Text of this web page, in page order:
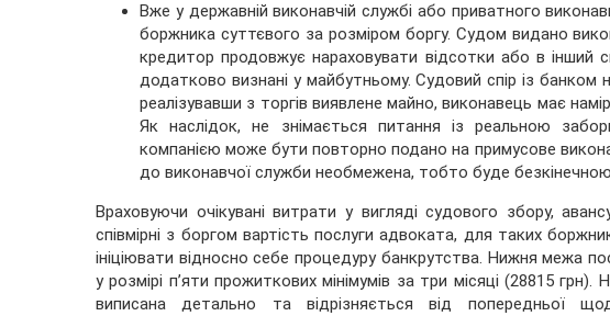
Вже у державній виконавчій службі або приватного
боржника суттєвого за розміром боргу. Судом видано
кредитор продовжує нараховувати відсотки або в інший
додатково визнані у майбутньому. Судовий спір із банком
реалізувавши з торгів виявлене майно, виконавець має
Як наслідок, не знімається питання із реальною
компанією може бути повторно подано на примусове
до виконавчої служби необмежена, тобто буде
Враховуючи очікувані витрати у вигляді судового збору,
співмірні з боргом вартість послуги адвоката, для таких
ініціювати відносно себе процедуру банкрутства. Нижня межа
у розмірі п’яти прожиткових мінімумів за три місяці (28815
виписана детально та відрізняється від попередньої